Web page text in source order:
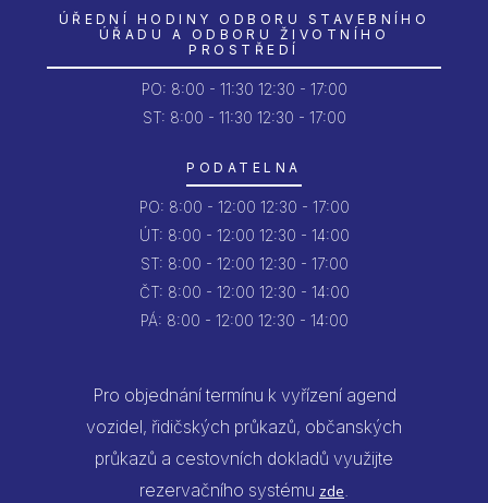
ÚŘEDNÍ HODINY ODBORU STAVEBNÍHO
ÚŘADU A ODBORU ŽIVOTNÍHO
PROSTŘEDÍ
PO: 8:00 - 11:30 12:30 - 17:00
ST: 8:00 - 11:30 12:30 - 17:00
PODATELNA
PO: 8:00 - 12:00 12:30 - 17:00
ÚT: 8:00 - 12:00 12:30 - 14:00
ST: 8:00 - 12:00 12:30 - 17:00
ČT: 8:00 - 12:00 12:30 - 14:00
PÁ: 8:00 - 12:00 12:30 - 14:00
Pro objednání termínu k vyřízení agend
vozidel, řidičských průkazů, občanských
průkazů a cestovních dokladů využijte
rezervačního systému zde.